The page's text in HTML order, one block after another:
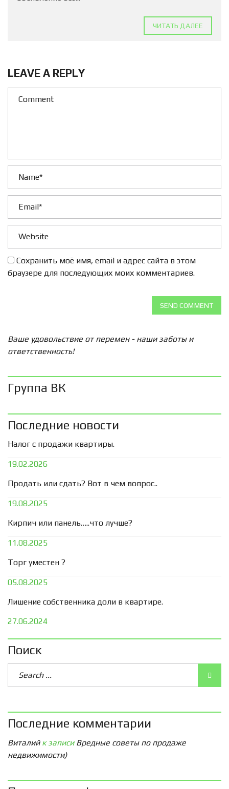
ЧИТАТЬ ДАЛЕЕ
LEAVE A REPLY
Сохранить моё имя, email и адрес сайта в этом
браузере для последующих моих комментариев.
SEND COMMENT
Ваше удовольствие от перемен - наши заботы и
ответственность!
Группа ВК
Последние новости
Налог с продажи квартиры.
19.02.2026
Продать или сдать? Вот в чем вопрос..
19.08.2025
Кирпич или панель…..что лучше?
11.08.2025
Торг уместен ?
05.08.2025
Лишение собственника доли в квартире.
27.06.2024
Поиск
Последние комментарии
Виталийк записи Вредные советы по продаже
недвижимости)